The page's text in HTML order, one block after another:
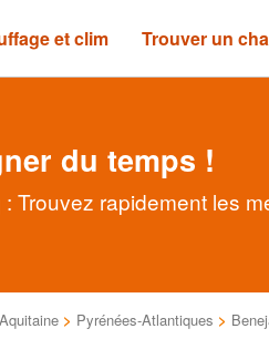
et clim Trouver un
du temps !
Trouvez rapidement les
Aquitaine > Pyrénées-Atlantiques >